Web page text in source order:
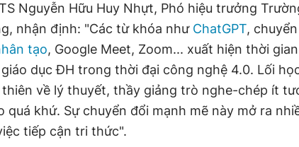
Nguyễn Hữu Huy Nhựt, Phó hiệu trưởng
nhận định: "Các từ khóa như ChatGPT,
tạo, Google Meet, Zoom... xuất hiện thời
dục ĐH trong thời đại công nghệ 4.0. Lối
về lý thuyết, thầy giảng trò nghe-chép ít
quá khứ. Sự chuyển đổi mạnh mẽ này mở ra
tiếp cận tri thức".